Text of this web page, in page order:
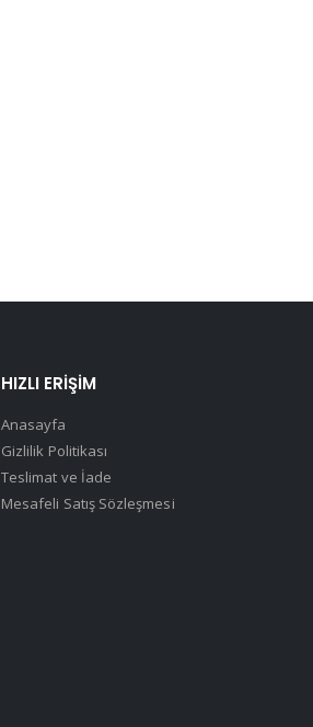
HIZLI ERIŞIM
Anasayfa
Gizlilik Politikası
Teslimat ve İade
Mesafeli Satış Sözleşmesi